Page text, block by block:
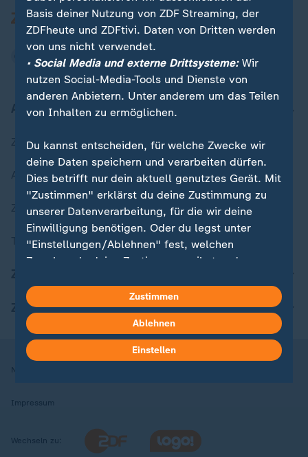
Aktuell bei ZDFheute
Zuletzt veröffentlicht
Aktuelle Sendungs-Videos
ZDFheute Stories
Themen im Überblick
ZDFheute Apps
Nutzungsbedingungen
Impressum
Wechseln zu:
Basis deiner Nutzung von ZDF Streaming, der
ZDFheute und ZDFtivi. Daten von Dritten werden
von uns nicht verwendet.
• Social Media und externe Drittsysteme:Wir
nutzen Social-Media-Tools und Dienste von
anderen Anbietern. Unter anderem um das Teilen
von Inhalten zu ermöglichen.
Du kannst entscheiden, für welche Zwecke wir
deine Daten speichern und verarbeiten dürfen.
Dies betrifft nur dein aktuell genutztes Gerät. Mit
"Zustimmen" erklärst du deine Zustimmung zu
unserer Datenverarbeitung, für die wir deine
Einwilligung benötigen. Oder du legst unter
"Einstellungen/Ablehnen" fest, welchen
Zwecken du deine Zustimmung gibst und
kannst du jederzeit mit Wirkung für die Zukunft
in deinen Einstellungen widerrufen oder ändern.
Hier findest du das Impressum.
Weitere Informationen findest du in unserer
Zustimmen
Ablehnen
Einstellen